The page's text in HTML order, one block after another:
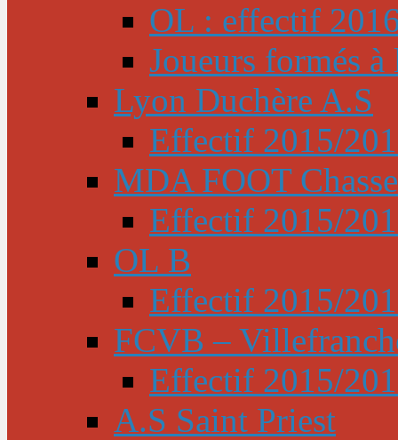
OL : effectif
Joueurs formés
Lyon Duchère A.S
Effectif 2015/
MDA FOOT
Effectif 2015/
OL B
Effectif 2015/
FCVB –
Effectif 2015/
A.S Saint Priest